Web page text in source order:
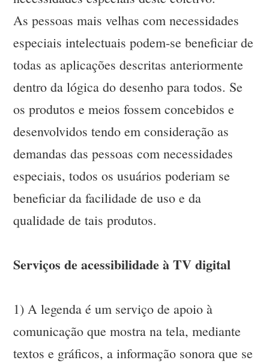
As pessoas mais velhas com necessidades
especiais intelectuais podem-se beneficiar de
todas as aplicações descritas anteriormente
dentro da lógica do desenho para todos. Se
os produtos e meios fossem concebidos e
desenvolvidos tendo em consideração as
demandas das pessoas com necessidades
especiais, todos os usuários poderiam se
beneficiar da facilidade de uso e da
qualidade de tais produtos.
Serviços de acessibilidade à TV digital
1) A legenda é um serviço de apoio à
comunicação que mostra na tela, mediante
textos e gráficos, a informação sonora que se